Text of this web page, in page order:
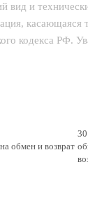
и
кодекса РФ.